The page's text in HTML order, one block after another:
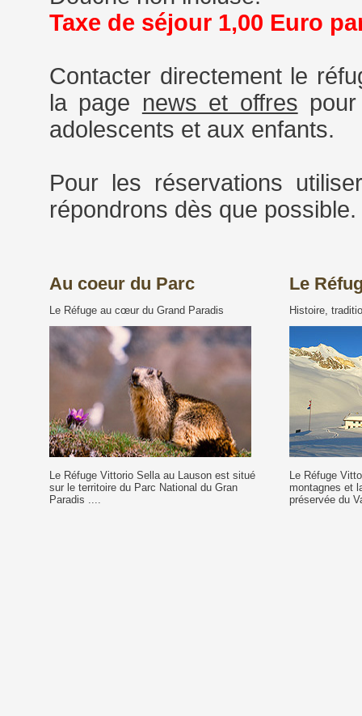
Taxe de séjour 1,00 Euro
Contacter directement le
la page news et offres
adolescents et aux enfants.
Pour les réservations
répondrons dès que possible.
Au coeur du Parc
Le Réfuge au cœur du Grand Paradis
Le Réfuge Vittorio Sella au Lauson est situé
sur le territoire du Parc National du Gran
Paradis ....
Le
Histoire,
Le Réfuge
montagnes et
préservée du